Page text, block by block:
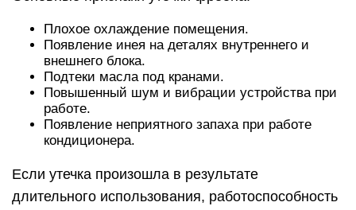
Плохое охлаждение помещения.
Появление инея на деталях внутреннего и
внешнего блока.
Подтеки масла под кранами.
Повышенный шум и вибрации устройства при
работе.
Появление неприятного запаха при работе
кондиционера.
Если утечка произошла в результате
длительного использования, работоспособность